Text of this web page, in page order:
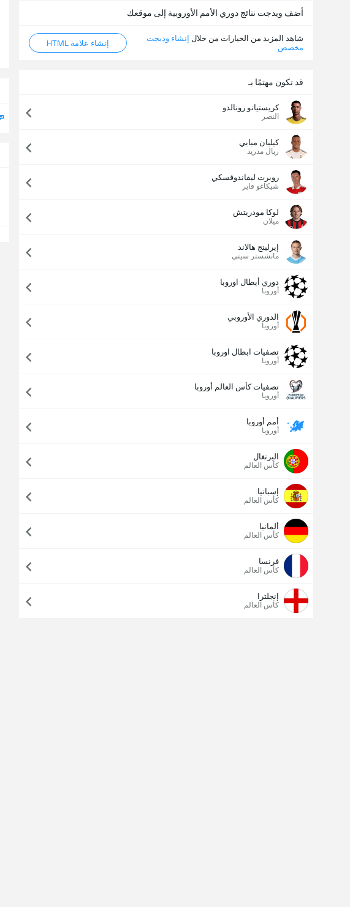
أضف ويدجت نتائج دوري الأمم الأوروبية إلى موقعك
شاهد المزيد من الخيارات من خلال إنشاء وديجت
مخصص
إنشاء علامة HTML
قد تكون مهتمًا بـ
كريستيانو رونالدو
النصر
كيليان مبابي
ريال مدريد
روبرت ليفاندوفسكي
شيكاغو فاير
لوكا مودريتش
ميلان
إيرلينج هالاند
مانشستر سيتي
دوري أبطال اوروبا
أوروبا
الدوري الأوروبي
أوروبا
تصفيات ابطال اوروبا
أوروبا
تصفيات كأس العالم أوروبا
أوروبا
أمم أوروبا
أوروبا
البرتغال
كأس العالم
إسبانيا
كأس العالم
ألمانيا
كأس العالم
فرنسا
كأس العالم
إنجلترا
كأس العالم